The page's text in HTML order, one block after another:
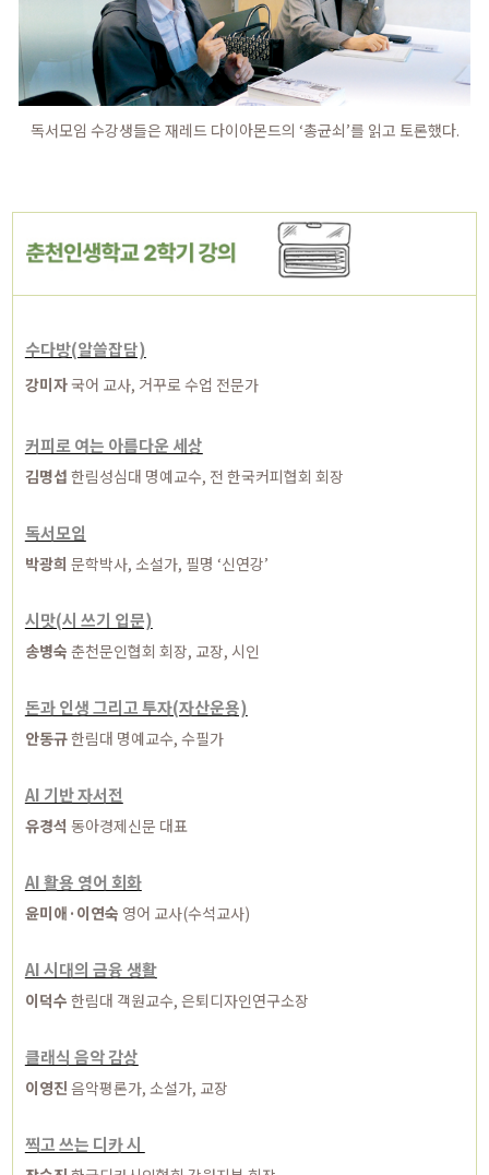
독서모임 수강생들은 재레드 다이아몬드의 ‘총균쇠’를 읽고 토론했다.
수다방(알쓸잡담)
강미자국어 교사, 거꾸로 수업 전문가
커피로 여는 아름다운 세상
김명섭 한림성심대 명예교수, 전 한국커피협회 회장
독서모임
박광희 문학박사, 소설가, 필명 ‘신연강’
시맛(시 쓰기 입문)
송병숙 춘천문인협회 회장, 교장, 시인
돈과 인생 그리고 투자(자산운용)
안동규한림대 명예교수, 수필가
AI 기반 자서전
유경석 동아경제신문 대표
AI 활용 영어 회화
윤미애·이연숙 영어 교사(수석교사)
AI 시대의 금융 생활
이덕수 한림대 객원교수, 은퇴디자인연구소장
클래식 음악 감상
이영진 음악평론가, 소설가, 교장
찍고 쓰는 디카 시